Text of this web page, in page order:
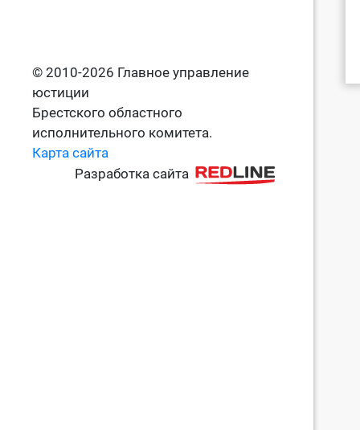
© 2010-2026 Главное управление
юстиции
Брестского областного
исполнительного комитета.
Карта сайта
Разработка сайта